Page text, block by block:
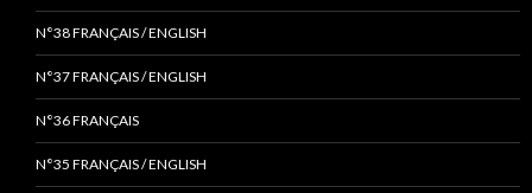
N°38 FRANÇAIS / ENGLISH
N°37 FRANÇAIS / ENGLISH
N°36 FRANÇAIS
N°35 FRANÇAIS / ENGLISH